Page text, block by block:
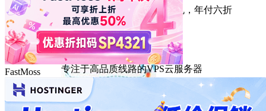
性能出众的高性价比美国主机，年付六折
DMIT
专注于高品质线路的VPS云服务器
FastMoss